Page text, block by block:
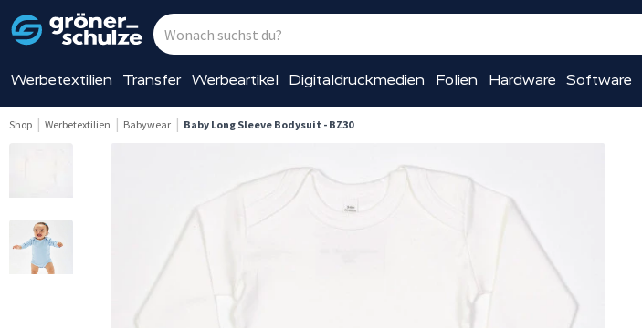
Werbetextilien Transfer Werbeartikel Digitaldruckmedien Folien Hardware Software
Shop Werbetextilien Babywear Baby Long Sleeve Bodysuit - BZ30